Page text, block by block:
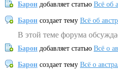
Барон добавляет статью Всё об
Барон создает тему Всё об
В этой теме форума
Барон добавляет статью Всё о
Барон создает тему Всё о